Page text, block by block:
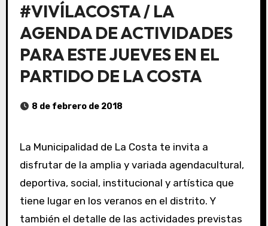
#VIVÍLACOSTA / LA
AGENDA DE ACTIVIDADES
PARA ESTE JUEVES EN EL
PARTIDO DE LA COSTA
8 de febrero de 2018
La Municipalidad de La Costa te invita a
disfrutar de la amplia y variada agendacultural,
deportiva, social, institucional y artística que
tiene lugar en los veranos en el distrito. Y
también el detalle de las actividades previstas